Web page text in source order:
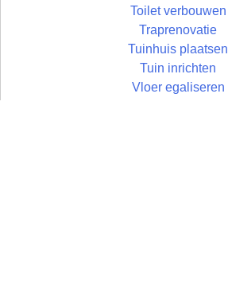
Toilet verbouwen
Traprenovatie
Tuinhuis plaatsen
Tuin inrichten
Vloer egaliseren